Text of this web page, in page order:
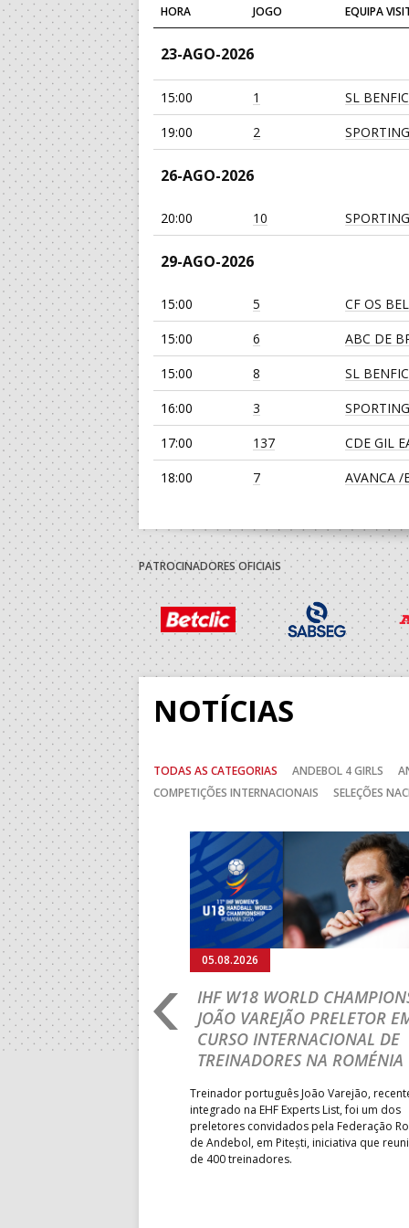
HORA JOGO EQUIPA
23-AGO-2026
15:00 1 SL
19:00
2
26-AGO-2026
20:00 10
29-AGO-2026
15:00 5 CF OS
15:00
6 ABC DE
15:00
8 SL
16:00
3
17:00
137 CDE GIL
18:00
7 AVANCA
19:00
135 SL
30-AGO-2026
14:00 138 ABC DE
15:00 11 FC PORTO
15:00 9
15:00 13 VITÓRIA SC
17:00
142
18:00
143 AD
14 PÓVOA
ÁGUAS
19:00
140 CD
6-SET-2026
PATROCINADORES OFICIAIS
NOTÍCIAS
TODAS AS CATEGORIAS ANDEBOL 4 GIRLS
COMPETIÇÕES INTERNACIONAIS
SELEÇÕES
CHAMPIONSHIP:
FASE A
05.08.2026
IHF W18 WORLD
JOÃO VAREJÃO PRELETOR
CURSO INTERNACIONAL DE
TREINADORES NA ROMÉNIA
Treinador português João Varejão,
integrado na EHF Experts List, foi um dos
preletores convidados pela Federação
de Andebol, em Pitești, iniciativa que
de 400 treinadores.
Anterior